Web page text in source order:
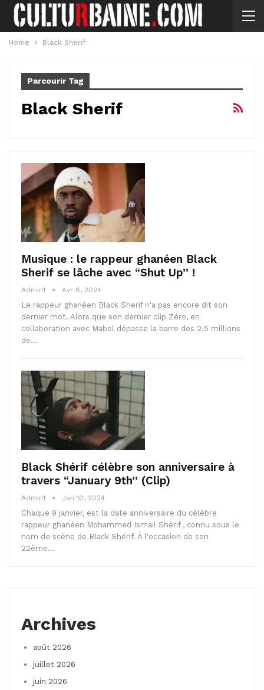
Home Black Sherif
Parcourir Tag
Black Sherif
Musique : le rappeur ghanéen Black
Sherif se lâche avec “Shut Up” !
Admin1 Avr 8, 2024
Le rappeur ghanéen Black Sherif n'a pas encore dit son
dernier mot. Alors que son dernier clip Zéro, en
collaboration avec Mabel dépasse la barre des 2.5 millions
de…
Black Shérif célèbre son anniversaire à
travers “January 9th” (Clip)
Admin1 Jan 10, 2024
Chaque 9 janvier, est la date anniversaire du célèbre
rappeur ghanéen Mohammed Ismail Shérif , connu sous le
nom de scène de Black Shérif. À l'occasion de son
22ème…
Archives
août 2026
juillet 2026
juin 2026